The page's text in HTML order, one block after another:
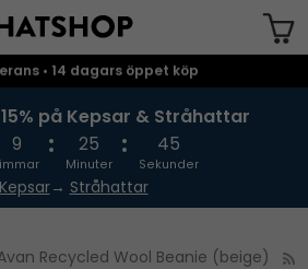
• 14 dagars öppet köp
på Kepsar & Stråhattar
9 25
Minuter
44
Sekunder
Kepsar→ Stråhattar
Recycled Wool Beanie (beige)